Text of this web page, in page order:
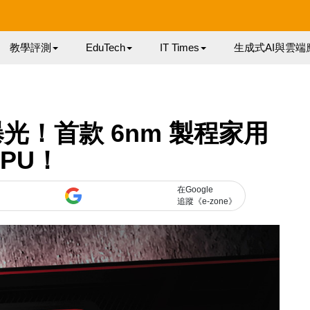
教學評測 EduTech IT Times 生成式AI與雲端
！首款 6nm 製程家用
！
在Google
追蹤《e-zone》